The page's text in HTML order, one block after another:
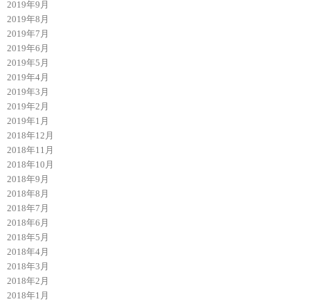
2019年9月
2019年8月
2019年7月
2019年6月
2019年5月
2019年4月
2019年3月
2019年2月
2019年1月
2018年12月
2018年11月
2018年10月
2018年9月
2018年8月
2018年7月
2018年6月
2018年5月
2018年4月
2018年3月
2018年2月
2018年1月